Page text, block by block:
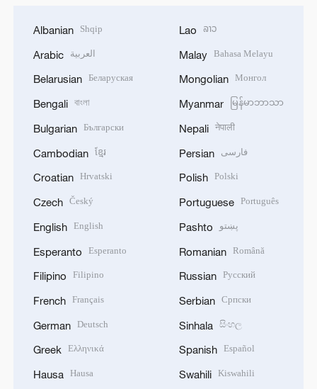
Albanian Shqip
Arabic العربية
Belarusian Беларуская
Bengali বাংলা
Bulgarian Български
Cambodian ខ្មែរ
Croatian Hrvatski
Czech Český
English English
Esperanto Esperanto
Filipino Filipino
French Français
German Deutsch
Greek Ελληνικά
Hausa Hausa
Lao ລາວ
Malay Bahasa Melayu
Mongolian Монгол
Myanmar မြန်မာဘာသာ
Nepali नेपाली
Persian فارسی
Polish Polski
Portuguese Português
Pashto پښتو
Romanian Română
Russian Русский
Serbian Српски
Sinhala සිංහල
Spanish Español
Swahili Kiswahili